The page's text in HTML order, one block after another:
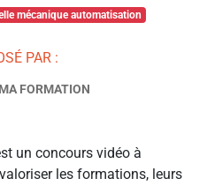
mécanique automatisation
PAR :
FORMATION
un concours vidéo à
les formations, leurs